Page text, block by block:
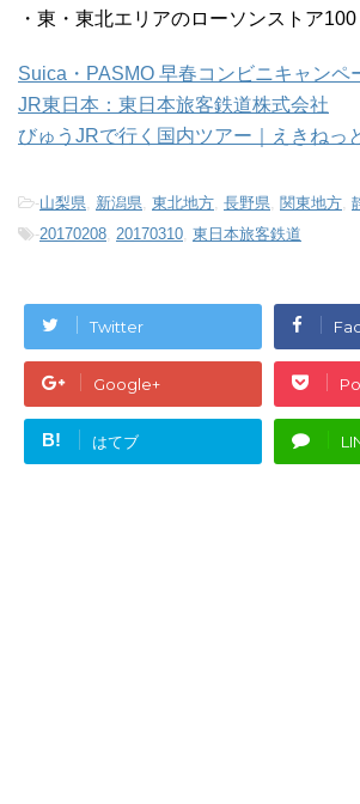
・東・東北エリアのローソンストア100
Suica・PASMO 早春コンビニキャンペ
JR東日本：東日本旅客鉄道株式会社
びゅうJRで行く国内ツアー｜えきねっ
-山梨県, 新潟県, 東北地方, 長野県, 関東地方,
-20170208, 20170310, 東日本旅客鉄道
Twitter
Google+
B! はてブ